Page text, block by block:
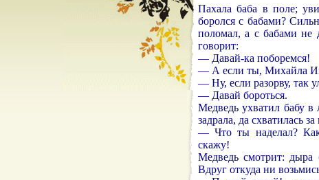
Пахала баба в поле;
боролся с бабами?
поломал, а с бабами не
говорит:
— Давай-ка поборемся!
— А если ты, Михайла
— Ну, если разорву, так
— Давай бороться.
Медведь ухватил бабу
задрала, да схватилась
— Что ты наделал? Как
скажу!
Медведь смотрит: дыра
Вдруг откуда ни